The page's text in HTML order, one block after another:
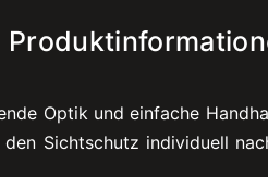
Optik und einfache
Sichtschutz individuell